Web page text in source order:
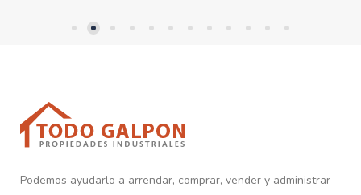
Podemos ayudarlo a arrendar, comprar, vender y administrar